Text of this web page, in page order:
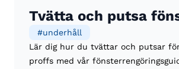
Tvätta och putsa
#underhåll
Lär dig hur du tvättar och putsar
proffs med vår